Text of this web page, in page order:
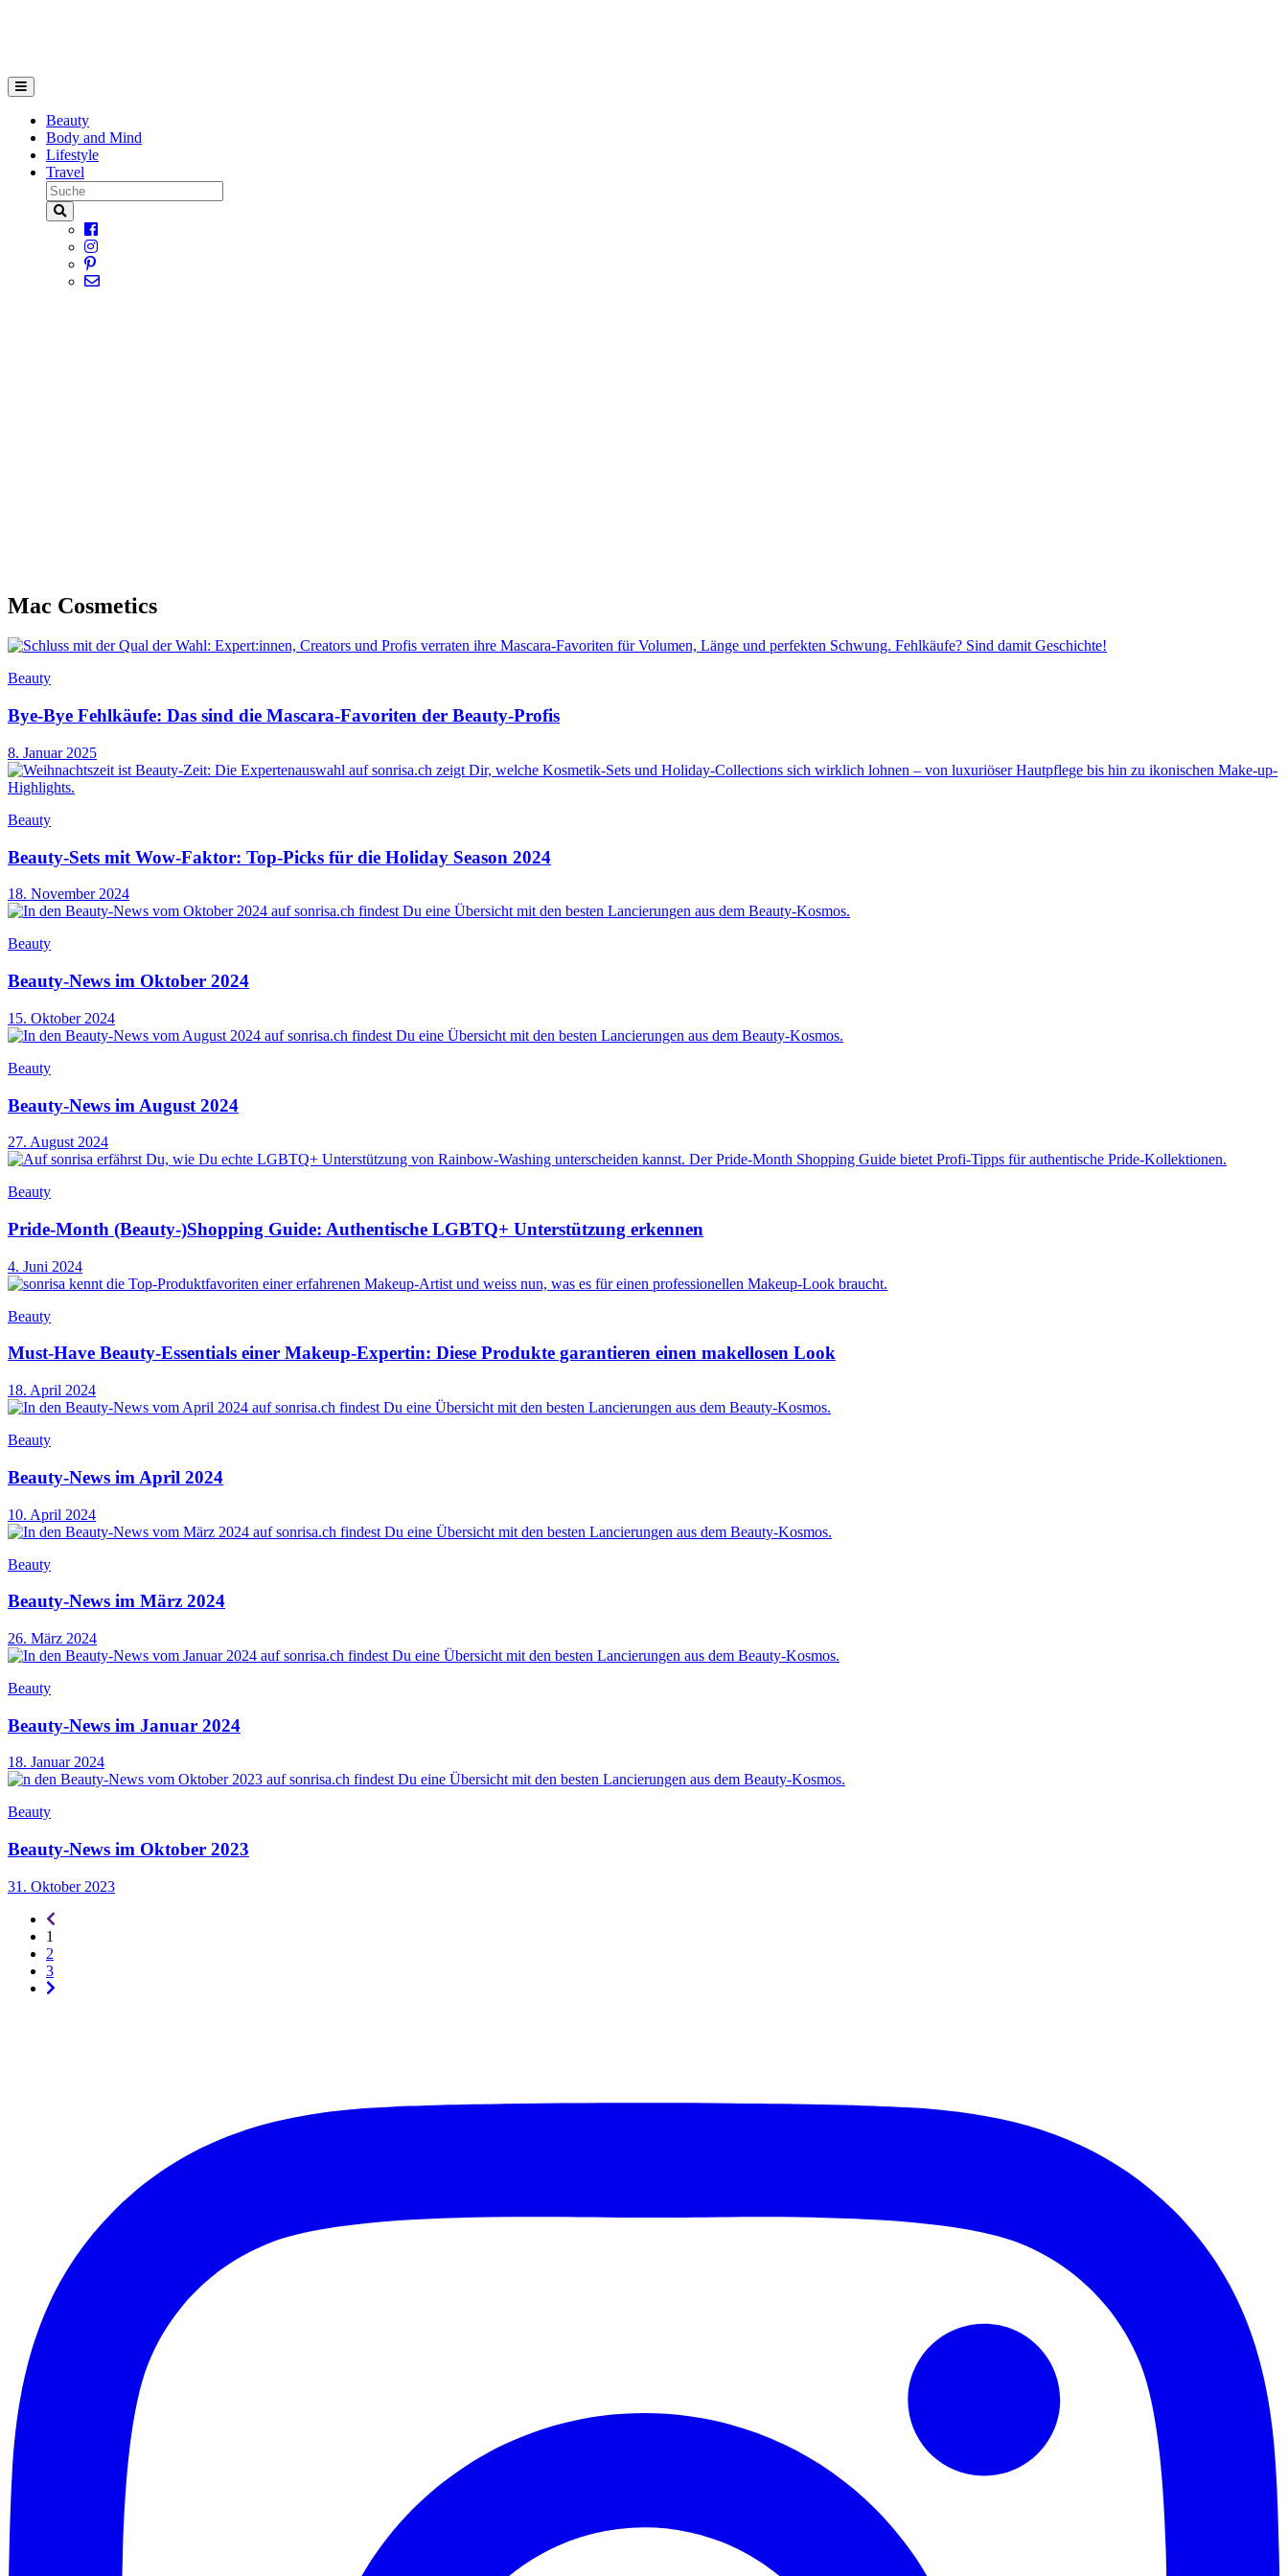
Beauty
Body and Mind
Lifestyle
Travel
Mac Cosmetics
Beauty
Bye-Bye Fehlkäufe: Das sind die Mascara-Favoriten der Beauty-Profis
8. Januar 2025
Beauty
Beauty-Sets mit Wow-Faktor: Top-Picks für die Holiday Season 2024
18. November 2024
Beauty
Beauty-News im Oktober 2024
15. Oktober 2024
Beauty
Beauty-News im August 2024
27. August 2024
Beauty
Pride-Month (Beauty-)Shopping Guide: Authentische LGBTQ+ Unterstützung erkennen
4. Juni 2024
Beauty
Must-Have Beauty-Essentials einer Makeup-Expertin: Diese Produkte garantieren einen makellosen Look
18. April 2024
Beauty
Beauty-News im April 2024
10. April 2024
Beauty
Beauty-News im März 2024
26. März 2024
Beauty
Beauty-News im Januar 2024
18. Januar 2024
Beauty
Beauty-News im Oktober 2023
31. Oktober 2023
1
2
3